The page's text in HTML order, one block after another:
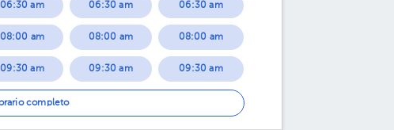
06:30 am
08:00 am
09:30 am
11:00 am
06:30 am
08:00 am
09:30 am
06:30 am
08:00 am
09:30 am
completo